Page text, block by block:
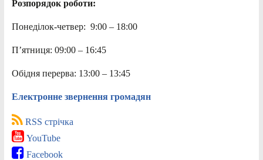
Розпорядок роботи:
Понеділок-четвер: 9:00 – 18:00
П’ятниця: 09:00 – 16:45
Обідня перерва: 13:00 – 13:45
Електронне звернення громадян
RSS стрічка
YouTube
Facebook